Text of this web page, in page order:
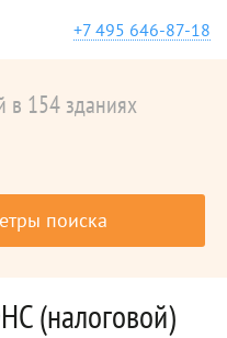
+7 495 646-87-18
в 154 зданиях
поиска
(налоговой)